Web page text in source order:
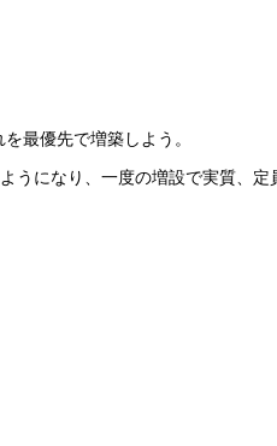
最優先で増築しよう。
うになり、一度の増設で実質、定